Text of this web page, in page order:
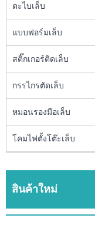
ตะไบเล็บ
แบบฟอร์มเล็บ
สติ๊กเกอร์ติดเล็บ
กรรไกรตัดเล็บ
หมอนรองมือเล็บ
โคมไฟตั้งโต๊ะเล็บ
สินค้าใหม่